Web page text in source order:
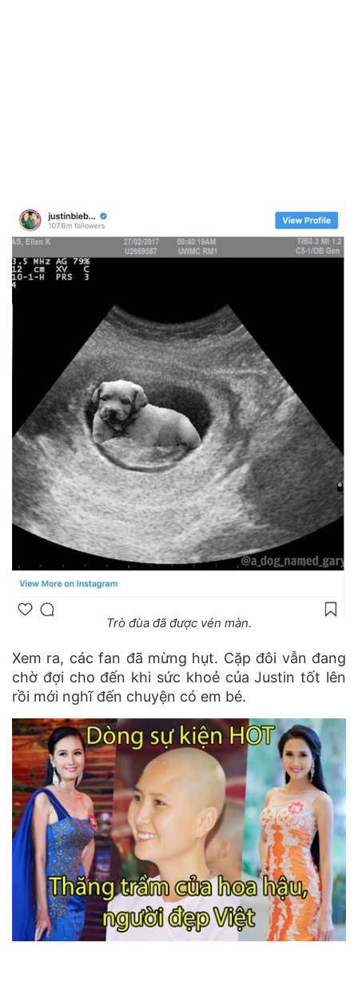
Trò đùa đã được vén màn.
Xem ra, các fan đã mừng hụt. Cặp đôi vẫn đang
chờ đợi cho đến khi sức khoẻ của Justin tốt lên
rồi mới nghĩ đến chuyện có em bé.